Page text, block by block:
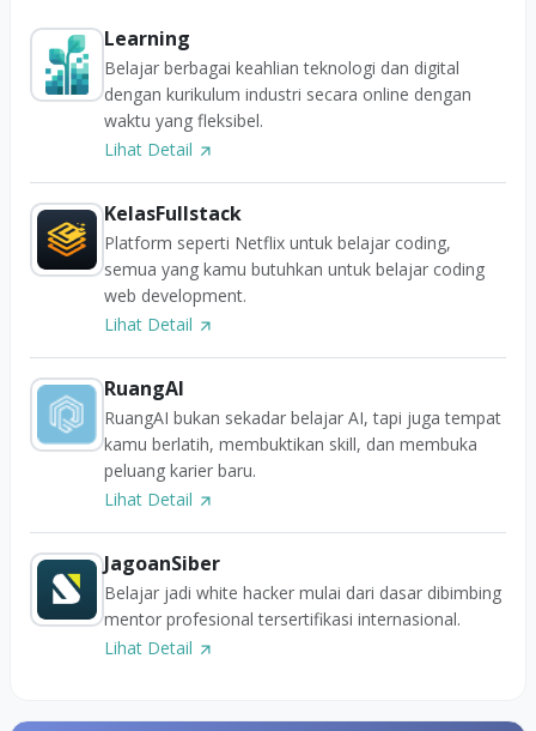
Learning
Belajar berbagai keahlian teknologi dan digital
dengan kurikulum industri secara online dengan
waktu yang fleksibel.
Lihat Detail
KelasFullstack
Platform seperti Netflix untuk belajar coding,
semua yang kamu butuhkan untuk belajar coding
web development.
Lihat Detail
RuangAI
RuangAI bukan sekadar belajar AI, tapi juga tempat
kamu berlatih, membuktikan skill, dan membuka
peluang karier baru.
Lihat Detail
JagoanSiber
Belajar jadi white hacker mulai dari dasar dibimbing
mentor profesional tersertifikasi internasional.
Lihat Detail